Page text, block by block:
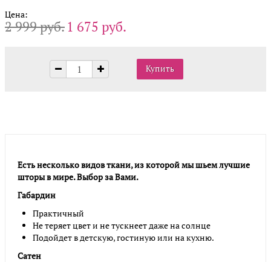
Цена:
2 999 руб.1 675 руб.
Есть несколько видов ткани, из которой мы шьем лучшие
шторы в мире. Выбор за Вами.
Габардин
Практичный
Не теряет цвет и не тускнеет даже на солнце
Подойдет в детскую, гостиную или на кухню.
Сатен